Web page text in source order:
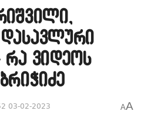
დასავლური
რა ვიდეოს
03-02-2023 AA